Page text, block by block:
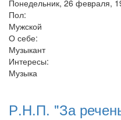
Понедельник, 26 февраля,
Пол:
Мужской
О себе:
Музыкант
Интересы:
Музыка
Р.Н.П. "За